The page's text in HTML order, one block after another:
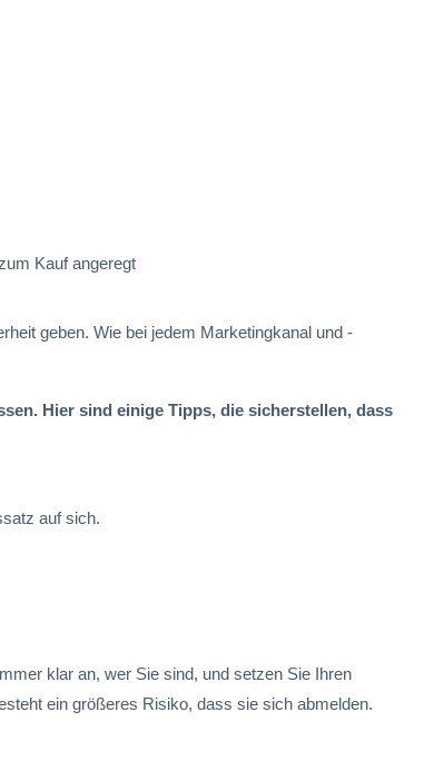
Kauf angeregt
geben. Wie bei jedem Marketingkanal und -
Hier sind einige Tipps, die sicherstellen, dass
auf sich.
klar an, wer Sie sind, und setzen Sie Ihren
ein größeres Risiko, dass sie sich abmelden.